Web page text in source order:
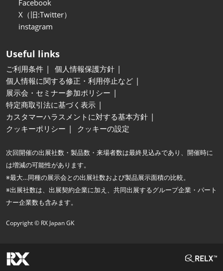
Facebook
X（旧:Twitter）
instagram
Useful links
ご利用条件
個人情報保護方針
個人情報に関する修正・利用停止など
展示会・セミナー参加ポリシー
特定商取引法に基づく表示
カスタマーハラスメントに対する基本方針
クッキーポリシー
クッキーの設定
次回開催の出展社数・製品数・来場者数は最終見込みであり、開催時に
は増減の可能性があります。
※最大…同種の展示会との出展社数および製品展示面積の比較。
※出展社数は、出展契約企業に加え、共同出展するグループ企業・パート
ナー企業数も含みます。
Copyright © RX Japan GK